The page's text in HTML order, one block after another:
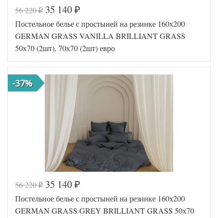
Код товара
561-900
Артикул
GG-17240
5070
Ткань
Сатин
Размер
пододеяльника
Размер
простыни
240х260
50х70
(2шт),
70х70
(2шт)
German
Grass
(Австрия)
Код товара
562-150
Артикул
GG-24160
5070
56 220₽ 35 140 ₽
Постельное белье с простыней на резинке 160х200
GERMAN GRASS VANILLA BRILLIANT GRASS
50х70 (2шт), 70х70 (2шт) евро
-37%
56 220₽ 35 140 ₽
Постельное белье с простыней на резинке 160х200
GERMAN GRASS GREY BRILLIANT GRASS 50х70